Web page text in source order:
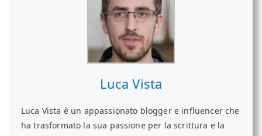
Luca Vista
Luca Vista è un appassionato blogger e influencer che
ha trasformato la sua passione per la scrittura e la